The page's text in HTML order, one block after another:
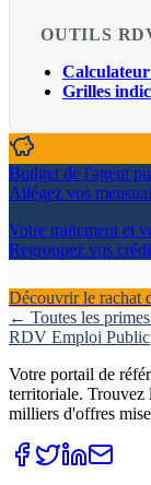
OUTILS
Grilles
Budget de l'agent
Allégez vos
Votre traitement et
Regroupez vos
Découvrir le rachat
← Toutes les
RDV Emploi Public
Votre portail de
territoriale. Trouvez
milliers d'offres